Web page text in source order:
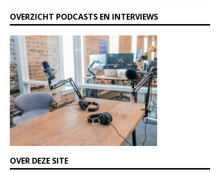
t
h
i
s
f
i
e
l
d
b
l
n
k
.
OVERZICHT PODCASTS EN INTERVIEWS
OVER DEZE SITE